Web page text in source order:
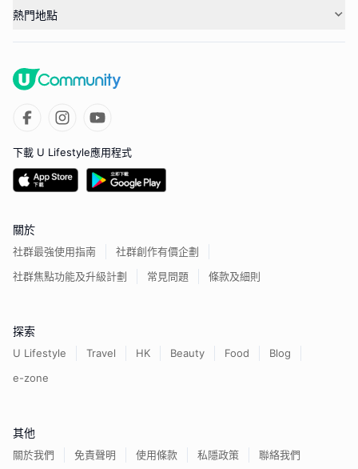
熱門地點
下載 U Lifestyle應用程式
關於
社群最強使用指南
社群創作有價企劃
社群焦點功能及升級計劃
常見問題 條款及細則
探索
U Lifestyle Travel HK Beauty Food
Blog
e-zone
其他
關於我們 免責聲明 使用條款 私隱政策 聯絡我們